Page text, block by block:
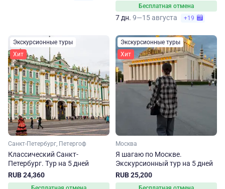
Бесплатная отмена
7 дн. 9—15 августа +19
Экскурсионные туры
Хит
Санкт-Петербург, Петергоф
Классический Санкт-
Петербург. Тур на 5 дней
RUB 24,360
Экскурсионные туры
Хит
Москва
Я шагаю по Москве.
Экскурсионный тур на 5 дней
RUB 25,200